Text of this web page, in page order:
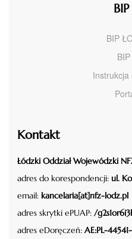
BIP
Instrukcja
Kontakt
Łódzki Oddział Wojewódzki
adres do korespondencji: ul.
email: kancelaria[at]nfz-lodz.pl
adres skrytki ePUAP: /
adres eDoręczeń: AE:PL-